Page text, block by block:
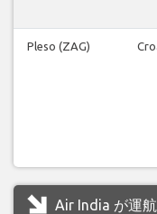
Pleso (ZAG)
Air India が運